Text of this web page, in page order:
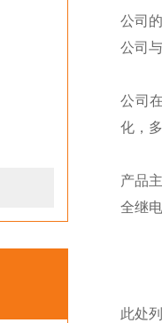
公司
公司
公司
化，
产品
全继
此处